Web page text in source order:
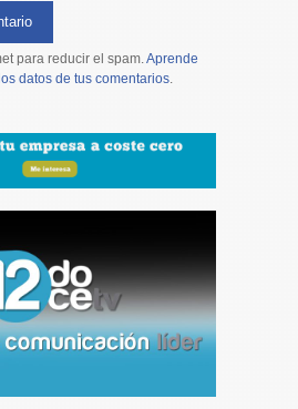
para reducir el spam. Aprende
datos de tus comentarios